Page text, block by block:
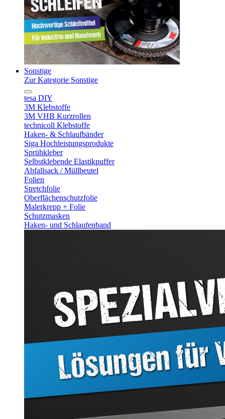
Sonstige
Zur Kategorie Sonstige
tesa DIY
3M Klebstoffe
3M VHB Kurzrollen
technicoll Klebstoffe
Haken- & Schlaufbänder
Siga Hochleistungsprodukte
Sprühkleber
Selbstklebende Elastikpuffer
Abfallsack / Müllbeutel
Folien
Stretchfolie
Oberflächenschutzfolie
Malerkrepp + Folie
Schutzmasken
Haken- und Schlaufenband